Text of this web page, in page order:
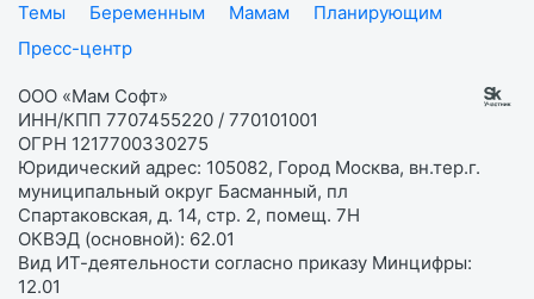
Темы
Беременным Мамам
Планирующим
Пресс-центр
ООО «Мам Софт»
ИНН/КПП 7707455220 / 770101001
ОГРН 1217700330275
Юридический адрес: 105082, Город Москва, вн.тер.г.
муниципальный округ Басманный, пл
Спартаковская, д. 14, стр. 2, помещ. 7Н
ОКВЭД (основной): 62.01
Вид ИТ-деятельности согласно приказу Минцифры:
12.01